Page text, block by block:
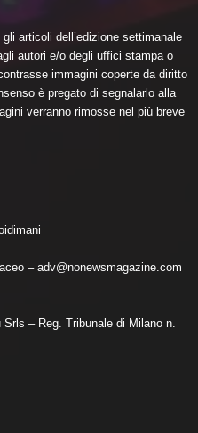
articoli dell’edizione settimanale
autori e/o degli uffici stampa o
immagini coperte da diritto
è pregato di segnalarlo alla
verranno rimosse nel più breve
– adv@nonewsmagazine.com
– Reg. Tribunale di Milano n.